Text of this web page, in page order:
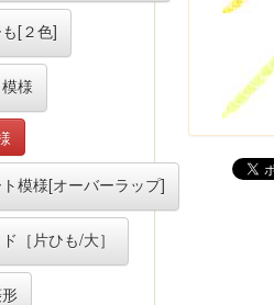
[２色]
様
模様[オーバーラップ]
［片ひも/大］